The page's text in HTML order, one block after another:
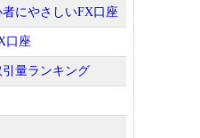
にやさしいFX口座
口座
量ランキング